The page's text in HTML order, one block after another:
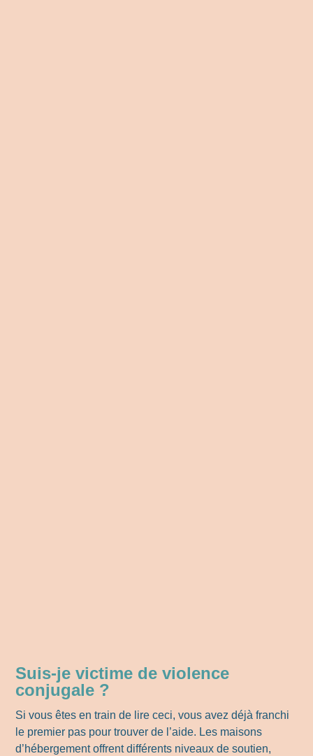
Suis-je victime de violence
conjugale ?
Si vous êtes en train de lire ceci, vous avez déjà franchi
le premier pas pour trouver de l’aide. Les maisons
d’hébergement offrent différents niveaux de soutien,